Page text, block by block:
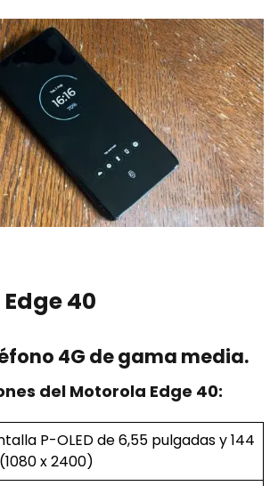
40
4G de gama media.
del Motorola Edge 40:
P-OLED de 6,55 pulgadas y 144
x 2400)